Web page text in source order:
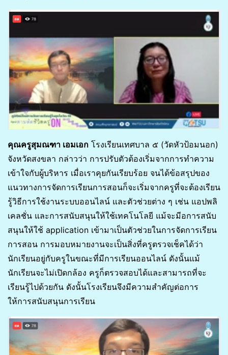
คุณครูสุมณฑา เอมเอก โรงเรียนเทศบาล ๕ (วัดหัวป้อมนอก)
จังหวัดสงขลา กล่าวว่า การปรับตัวต้องเริ่มจากการทำความ
เข้าใจกับผู้บริหาร เมื่อเราคุยกันเรียบร้อย จนได้ข้อสรุปของ
แนวทางการจัดการเรียนการสอนก็จะเริ่มจากครูที่จะต้องเรียน
รู้วิธีการใช้งานระบบออนไลน์ และตัวช่วยต่าง ๆ เช่น แอปพลิ
เคลชั่น และการสนับสนุนให้ใช้เทคโนโลยี แม้จะมีอการสนับ
สนุนให้ใช้ application เข้ามาเป็นตัวช่วยในการจัดการเรียน
การสอน การมอบหมายงานจะเป็นสิ่งที่ครูตรวจเช็คได้ว่า
นักเรียนอยู่กับครูในขณะที่มีการเรียนออนไลน์ ดังนั้นแม้
นักเรียนจะไม่เปิดกล้อง ครูก็ตรวจสอบได้และสามารถที่จะ
เรียนรู้ไปด้วยกัน ดังนั้นโรงเรียนจึงมีความสำคัญต่อการ
ให้การสนับสนุนการเรียน